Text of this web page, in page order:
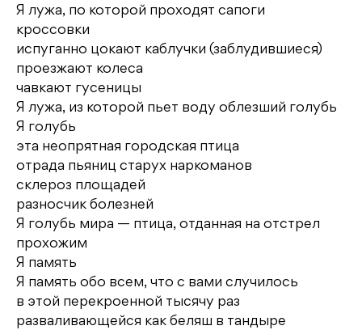
Я лужа, по которой проходят сапоги
кроссовки
испуганно цокают каблучки (заблудившиеся)
проезжают колеса
чавкают гусеницы
Я лужа, из которой пьет воду облезший голубь
Я голубь
эта неопрятная городская птица
отрада пьяниц старух наркоманов
склероз площадей
разносчик болезней
Я голубь мира — птица, отданная на отстрел
прохожим
Я память
Я память обо всем, что с вами случилось
в этой перекроенной тысячу раз
разваливающейся как беляш в тандыре